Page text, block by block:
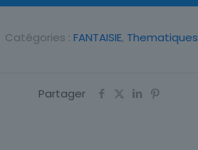
Catégories : FANTAISIE, Thematiques
Partager